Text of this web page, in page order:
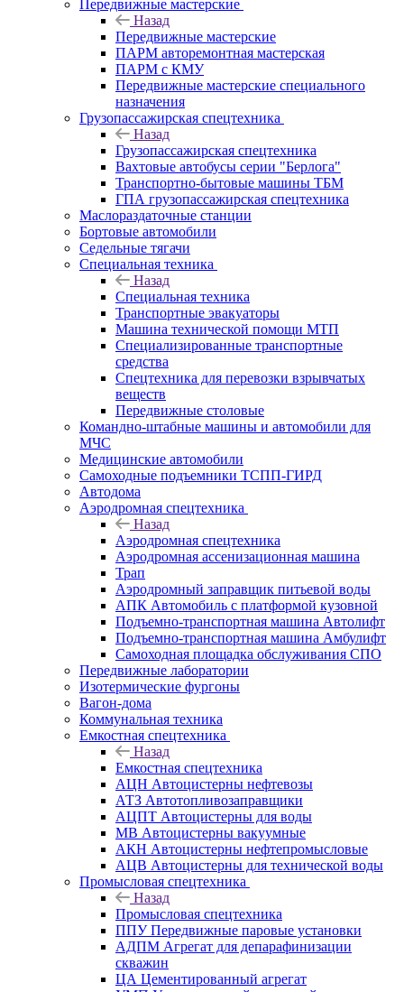
Передвижные мастерские
Назад
Передвижные мастерские
ПАРМ авторемонтная мастерская
ПАРМ с КМУ
Передвижные мастерские специального
назначения
Грузопассажирская спецтехника
Назад
Грузопассажирская спецтехника
Вахтовые автобусы серии "Берлога"
Транспортно-бытовые машины ТБМ
ГПА грузопассажирская спецтехника
Маслораздаточные станции
Бортовые автомобили
Седельные тягачи
Специальная техника
Назад
Специальная техника
Транспортные эвакуаторы
Машина технической помощи МТП
Специализированные транспортные
средства
Спецтехника для перевозки взрывчатых
веществ
Передвижные столовые
Командно-штабные машины и автомобили для
МЧС
Медицинские автомобили
Самоходные подъемники ТСПП-ГИРД
Автодома
Аэродромная спецтехника
Назад
Аэродромная спецтехника
Аэродромная ассенизационная машина
Трап
Аэродромный заправщик питьевой воды
АПК Автомобиль с платформой кузовной
Подъемно-транспортная машина Автолифт
Подъемно-транспортная машина Амбулифт
Самоходная площадка обслуживания СПО
Передвижные лаборатории
Изотермические фургоны
Вагон-дома
Коммунальная техника
Емкостная спецтехника
Назад
Емкостная спецтехника
АЦН Автоцистерны нефтевозы
АТЗ Автотопливозаправщики
АЦПТ Автоцистерны для воды
МВ Автоцистерны вакуумные
АКН Автоцистерны нефтепромысловые
АЦВ Автоцистерны для технической воды
Промысловая спецтехника
Назад
Промысловая спецтехника
ППУ Передвижные паровые установки
АДПМ Агрегат для депарафинизации
скважин
ЦА Цементированный агрегат